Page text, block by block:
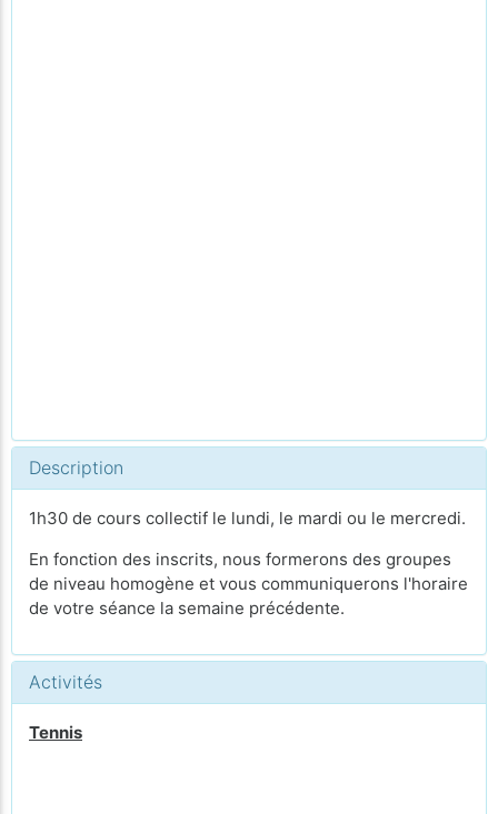
Description
1h30 de cours collectif le lundi, le mardi ou le mercredi.
En fonction des inscrits, nous formerons des groupes
de niveau homogène et vous communiquerons l'horaire
de votre séance la semaine précédente.
Activités
Tennis